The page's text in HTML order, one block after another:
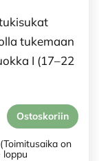
tukemaan
I (17–22
Ostoskoriin
on
loppu